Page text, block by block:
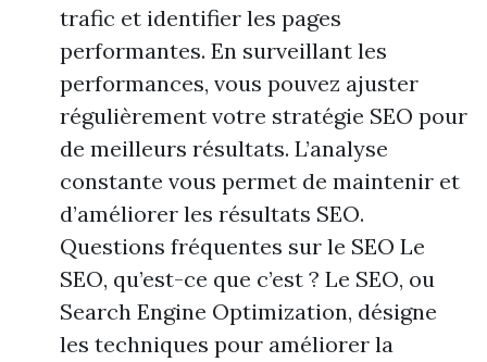
trafic et identifier les pages
performantes. En surveillant les
performances, vous pouvez ajuster
régulièrement votre stratégie SEO pour
de meilleurs résultats. L’analyse
constante vous permet de maintenir et
d’améliorer les résultats SEO.
Questions fréquentes sur le SEO Le
SEO, qu’est-ce que c’est ? Le SEO, ou
Search Engine Optimization, désigne
les techniques pour améliorer la